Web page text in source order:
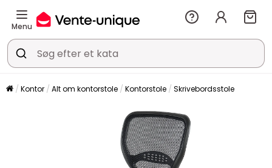
Menu
Kontor Alt om kontorstole Kontorstole Skrivebordsstole